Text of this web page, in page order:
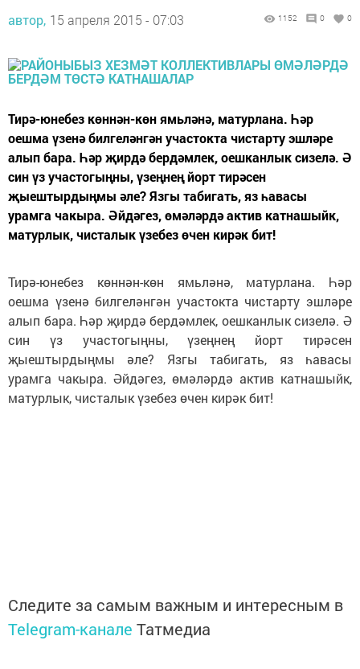
автор, 15 апреля 2015 - 07:03 1152 0 0
Тирә-юнебез көннән-көн ямьләнә, матурлана. Һәр
оешма үзенә билгеләнгән участокта чистарту эшләре
алып бара. Һәр җирдә бердәмлек, оешканлык сизелә. Ә
син үз участогыңны, үзеңнең йорт тирәсен
җыештырдыңмы әле? Язгы табигать, яз һавасы
урамга чакыра. Әйдәгез, өмәләрдә актив катнашыйк,
матурлык, чисталык үзебез өчен кирәк бит!
Тирә-юнебез көннән-көн ямьләнә, матурлана. Һәр
оешма үзенә билгеләнгән участокта чистарту эшләре
алып бара. Һәр җирдә бердәмлек, оешканлык сизелә. Ә
син үз участогыңны, үзеңнең йорт тирәсен
җыештырдыңмы әле? Язгы табигать, яз һавасы
урамга чакыра. Әйдәгез, өмәләрдә актив катнашыйк,
матурлык, чисталык үзебез өчен кирәк бит!
Следите за самым важным и интересным в
Telegram-канале Татмедиа